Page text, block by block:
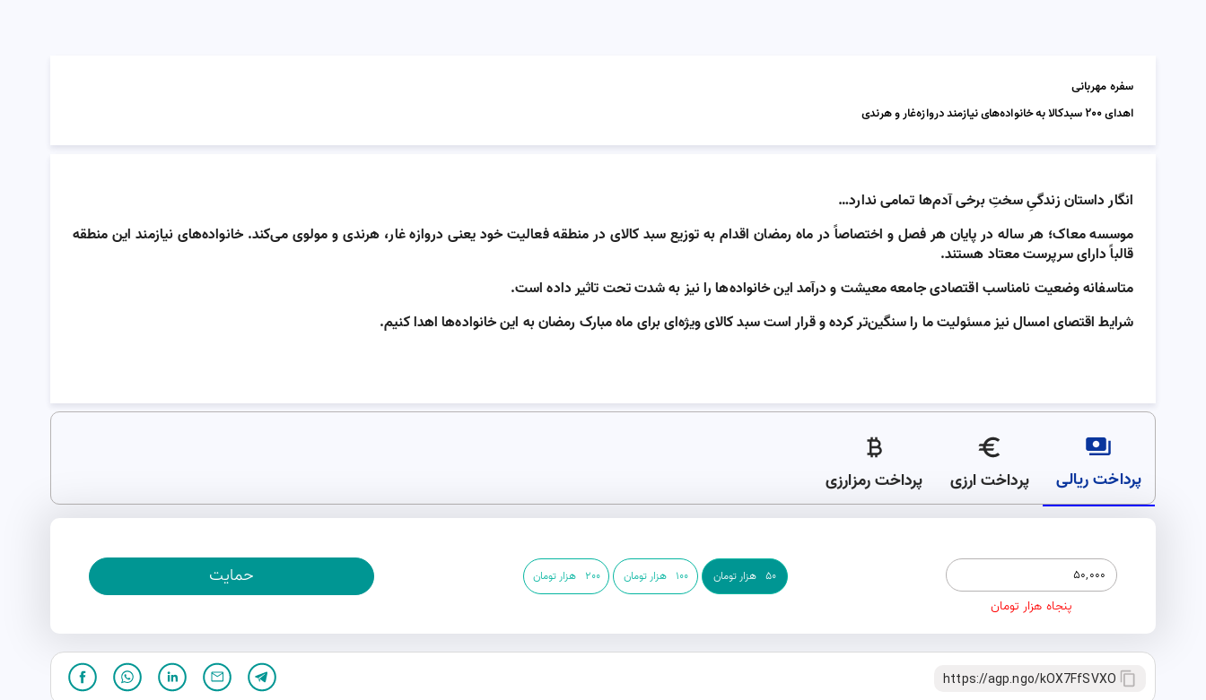
سفره مهربانی
اهدای 200 سبدکالا به خانواده‌های نیازمند دروازه‌غار و هرندی
انگار داستان زندگیِ سختِ برخی آدم‌ها تمامی ندارد…
موسسه معاک؛ هر ساله در پایان هر فصل و اختصاصاً در ماه رمضان اقدام به توزیع سبد کالای در منطقه فعالیت خود یعنی دروازه غار، هرندی و مولوی می‌کند. خانواده‌های نیازمند این منطقه
قالباً دارای سرپرست معتاد هستند.
متاسفانه وضعیت نامناسب اقتصادی جامعه معیشت و درآمد این خانواده‌ها را نیز به شدت تحت تاثیر داده است.
شرایط اقتصای امسال نیز مسئولیت ما را سنگین‌تر کرده و قرار است سبد کالای ویژه‌ای برای ماه مبارک رمضان به این خانواده‌ها اهدا کنیم.
پرداخت ریالی پرداخت ارزی پرداخت رمزارزی
پنجاه هزار تومان
50 هزار تومان 100 هزار تومان 200 هزار تومان حمایت
https://agp.ngo/kOX7FfSVXO